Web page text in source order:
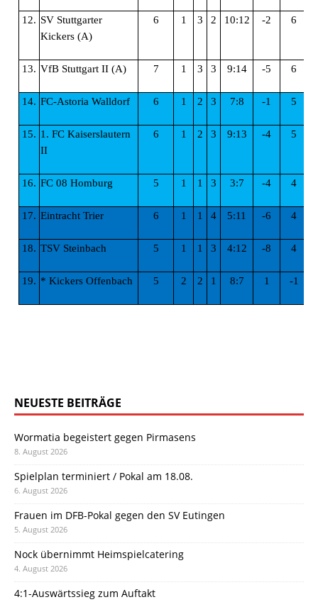
12. SV Stuttgarter
Kickers (A)
6 1 3 2 10:12 -2 6
13. VfB Stuttgart II (A) 7 1 3 3 9:14 -5 6
14. FC-Astoria Walldorf 6 1 2 3 7:8 -1 5
15. 1. FC Kaiserslautern
II
6 1 2 3 9:13 -4 5
16. FC 08 Homburg 5 1 1 3 3:7 -4 4
17. Eintracht Trier 6 1 1 4 5:11 -6 4
18. TSV Steinbach 5 1 1 3 4:12 -8 4
19. * Kickers Offenbach 5 2 2 1 8:7 1 -1
NEUESTE BEITRÄGE
Wormatia begeistert gegen Pirmasens
8. August 2026
Spielplan terminiert / Pokal am 18.08.
6. August 2026
Frauen im DFB-Pokal gegen den SV Eutingen
5. August 2026
Nock übernimmt Heimspielcatering
4. August 2026
4:1-Auswärtssieg zum Auftakt